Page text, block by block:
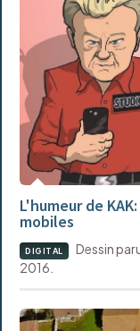
L'humeur de
mobiles
DIGITAL Dessin
2016.